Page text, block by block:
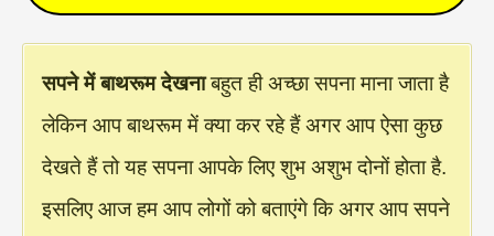
सपने में बाथरूम देखनाबहुत ही अच्छा सपना माना जाता है
लेकिन आप बाथरूम में क्या कर रहे हैं अगर आप ऐसा कुछ
देखते हैं तो यह सपना आपके लिए शुभ अशुभ दोनों होता है.
इसलिए आज हम आप लोगों को बताएंगे कि अगर आप सपने